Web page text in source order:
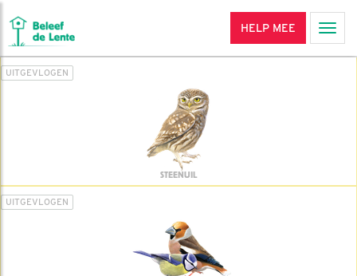
HELP MEE
UITGEVLOGEN
STEENUIL
UITGEVLOGEN